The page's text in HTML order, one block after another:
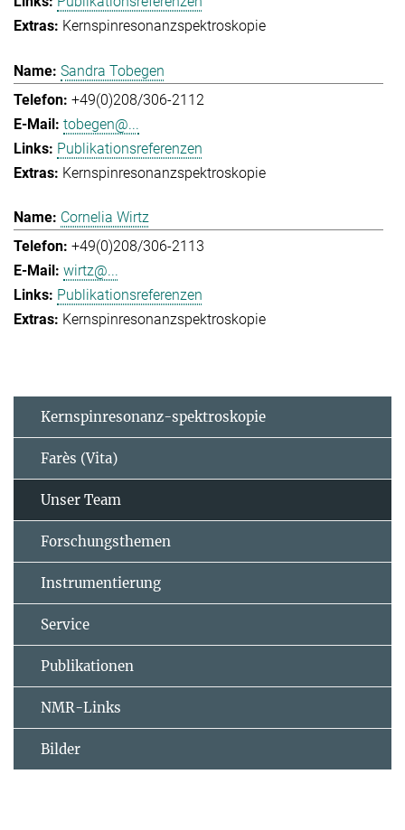
Kernspinresonanzspektroskopie
Sandra Tobegen
+49(0)208/306-2112
tobegen@...
Publikationsreferenzen
Kernspinresonanzspektroskopie
Cornelia Wirtz
+49(0)208/306-2113
wirtz@...
Publikationsreferenzen
Kernspinresonanzspektroskopie
Kernspinresonanz-spektroskopie
Farès (Vita)
Unser Team
Forschungsthemen
Instrumentierung
Service
Publikationen
NMR-Links
Bilder